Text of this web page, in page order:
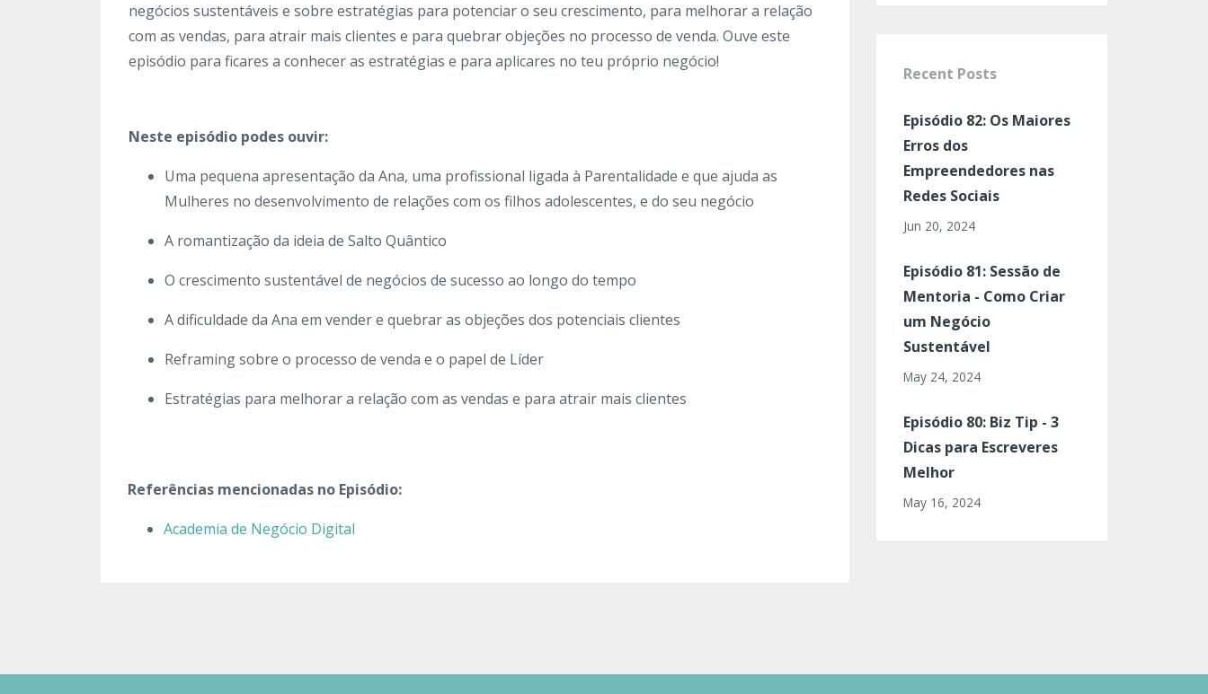
negócios sustentáveis e sobre estratégias para potenciar o seu crescimento, para melhorar a relação
com as vendas, para atrair mais clientes e para quebrar objeções no processo de venda. Ouve este
episódio para ficares a conhecer as estratégias e para aplicares no teu próprio negócio!
Neste episódio podes ouvir:
Uma pequena apresentação da Ana, uma profissional ligada à Parentalidade e que ajuda as
Mulheres no desenvolvimento de relações com os filhos adolescentes, e do seu negócio
A romantização da ideia de Salto Quântico
O crescimento sustentável de negócios de sucesso ao longo do tempo
A dificuldade da Ana em vender e quebrar as objeções dos potenciais clientes
Reframing sobre o processo de venda e o papel de Líder
Estratégias para melhorar a relação com as vendas e para atrair mais clientes
Referências mencionadas no Episódio:
Academia de Negócio Digital
Recent Posts
Episódio 82: Os Maiores
Erros dos
Empreendedores nas
Redes Sociais
Jun 20, 2024
Episódio 81: Sessão de
Mentoria - Como Criar
um Negócio
Sustentável
May 24, 2024
Episódio 80: Biz Tip - 3
Dicas para Escreveres
Melhor
May 16, 2024